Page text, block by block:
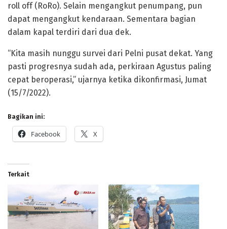
roll off (RoRo). Selain mengangkut penumpang, pun
dapat mengangkut kendaraan. Sementara bagian
dalam kapal terdiri dari dua dek.
“Kita masih nunggu survei dari Pelni pusat dekat. Yang
pasti progresnya sudah ada, perkiraan Agustus paling
cepat beroperasi,” ujarnya ketika dikonfirmasi, Jumat
(15/7/2022).
Bagikan ini:
Facebook X
Terkait